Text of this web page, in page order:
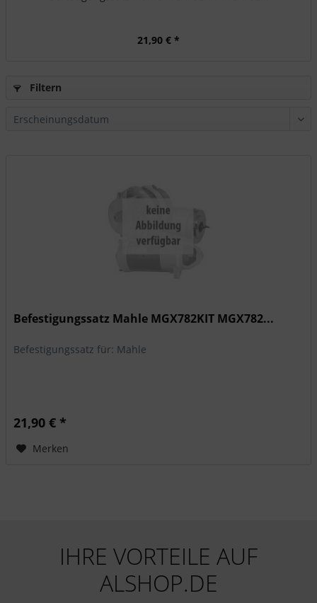
21,90 € *
Filtern
Befestigungssatz Mahle MGX782KIT MGX782...
Befestigungssatz für: Mahle
21,90 € *
Merken
IHRE VORTEILE AUF
ALSHOP.DE